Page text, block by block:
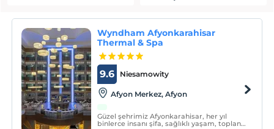
Wyndham Afyonkarahisar
Thermal & Spa
Niesamowity
9.6
Afyon Merkez, Afyon
Güzel şehrimiz Afyonkarahisar, her yıl
binlerce insanı şifa, sağlıklı yaşam, toplantı